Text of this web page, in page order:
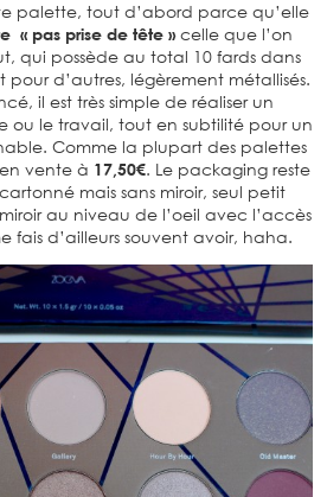
palette, tout d’abord parce qu’elle
« pas prise de tête »celle que l’on
qui possède au total 10 fards dans
pour d’autres, légèrement métallisés.
il est très simple de réaliser un
ou le travail, tout en subtilité pour un
Comme la plupart des palettes
vente à 17,50€. Le packaging reste
mais sans miroir, seul petit
au niveau de l’oeil avec l’accès
fais d’ailleurs souvent avoir, haha.